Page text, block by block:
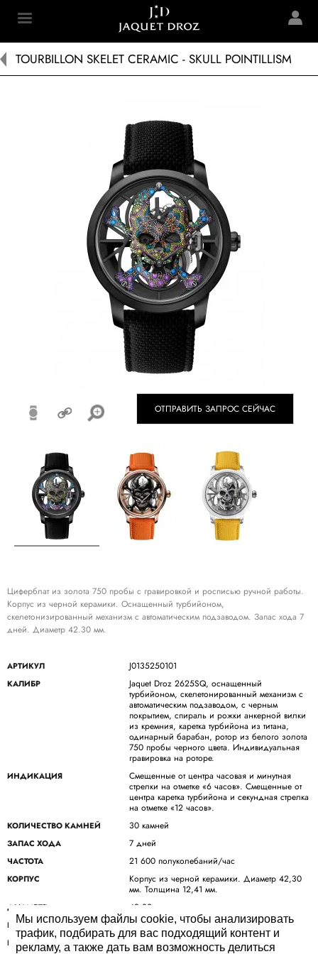
Мы используем файлы cookie, чтобы анализировать
трафик, подбирать для вас подходящий контент и
рекламу, а также дать вам возможность делиться
content
Jaquet Droz
TOURBILLON SKELET CERAMIC - SKULL POINTILLISM
ОТПРАВИТЬ ЗАПРОС СЕЙЧАС
Циферблат из золота 750 пробы с гравировкой и росписью ручной работы.
Корпус из черной керамики. Оснащенный турбийоном,
скелетонизированный механизм с автоматическим подзаводом. Запас хода 7
дней. Диаметр 42.30 мм.
АРТИКУЛ J0135250101
КАЛИБР
Jaquet Droz 2625SQ, оснащенный
турбийоном, скелетонированный механизм с
автоматическим подзаводом, с черным
покрытием, спираль и рожки анкерной вилки
из кремния, каретка турбийона из титана,
одинарный барабан, ротор из белого золота
750 пробы черного цвета. Индивидуальная
гравировка на роторе.
ИНДИКАЦИЯ
Смещенные от центра часовая и минутная
стрелки на отметке «6 часов». Смещенные от
центра каретка турбийона и секундная стрелка
на отметке «12 часов».
КОЛИЧЕСТВО КАМНЕЙ 30 камней
ЗАПАС ХОДА 7 дней
ЧАСТОТА 21 600 полуколебаний/час
КОРПУС
Корпус из черной керамики. Диаметр 42,30
мм. Толщина 12,41 мм.
ДИАМЕТР 42.30 mm
ВОДОНЕПРОНИЦАЕМОСТЬ До 3 бар (30 метров)
ЦИФЕРБЛАТ
Циферблат из золота 750 пробы с